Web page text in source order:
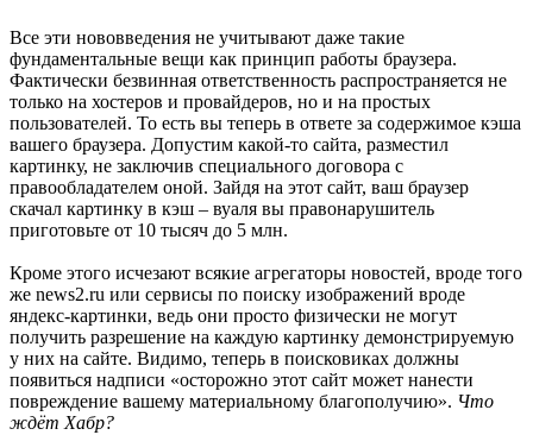
Все эти нововведения не учитывают даже такие
фундаментальные вещи как принцип работы браузера.
Фактически безвинная ответственность распространяется не
только на хостеров и провайдеров, но и на простых
пользователей. То есть вы теперь в ответе за содержимое кэша
вашего браузера. Допустим какой-то сайта, разместил
картинку, не заключив специального договора с
правообладателем оной. Зайдя на этот сайт, ваш браузер
скачал картинку в кэш – вуаля вы правонарушитель
приготовьте от 10 тысяч до 5 млн.
Кроме этого исчезают всякие агрегаторы новостей, вроде того
же news2.ru или сервисы по поиску изображений вроде
яндекс-картинки, ведь они просто физически не могут
получить разрешение на каждую картинку демонстрируемую
у них на сайте. Видимо, теперь в поисковиках должны
появиться надписи «осторожно этот сайт может нанести
повреждение вашему материальному благополучию». Что
ждёт Хабр?